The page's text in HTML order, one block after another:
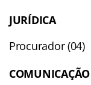
JURÍDICA
Procurador (04)
COMUNICAÇÃO